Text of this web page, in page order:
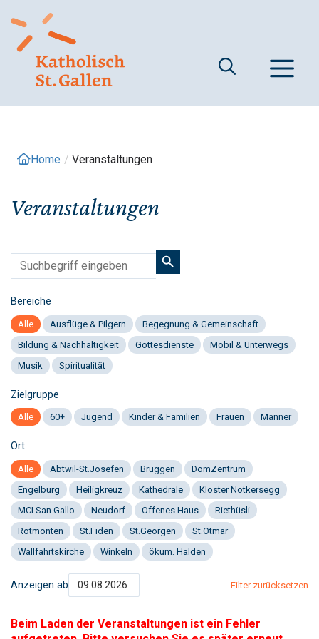
zum
Inhalt
Home / Veranstaltungen
Veranstaltungen
Bereiche
Alle Ausflüge & Pilgern
Begegnung & Gemeinschaft
Bildung & Nachhaltigkeit
Gottesdienste
Mobil & Unterwegs
Musik
Spiritualität
Zielgruppe
Alle 60+ Jugend Kinder & Familien Frauen Männer
Ort
Alle Abtwil-St.Josefen Bruggen
DomZentrum
Engelburg
Heiligkreuz Kathedrale
Kloster Notkersegg
MCI San Gallo
Neudorf Offenes Haus
Riethüsli
Rotmonten
St.Fiden St.Georgen
St.Otmar
Wallfahrtskirche
Winkeln ökum. Halden
Anzeigen ab Filter zurücksetzen
Beim Laden der Veranstaltungen ist ein Fehler